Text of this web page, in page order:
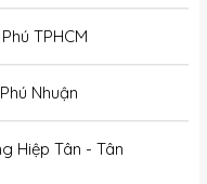
TPHCM
Nhuận
Hiệp Tân - Tân